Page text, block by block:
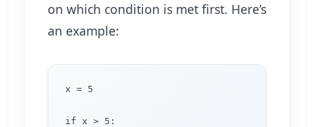
on which condition is met first. Here’s
an example:
x = 5
if x > 5: